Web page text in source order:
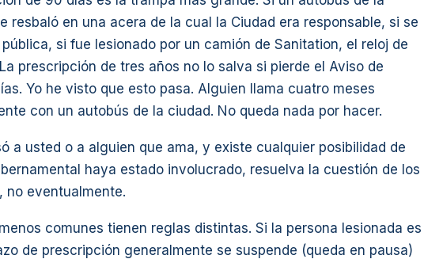
resbaló en una acera de la cual la Ciudad era responsable, si se
si fue lesionado por un camión de Sanitation, el reloj de
prescripción de tres años no lo salva si pierde el Aviso de
Yo he visto que esto pasa. Alguien llama cuatro meses
con un autobús de la ciudad. No queda nada por hacer.
a usted o a alguien que ama, y existe cualquier posibilidad de
haya estado involucrado, resuelva la cuestión de los
no eventualmente.
comunes tienen reglas distintas. Si la persona lesionada es
de prescripción generalmente se suspende (queda en pausa)